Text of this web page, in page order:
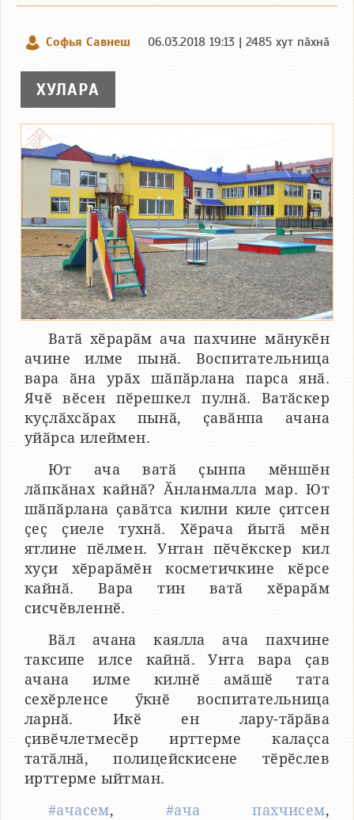
Софья Савнеш 06.03.2018 19:13 | 2485 хут пӑхнӑ
ХУЛАРА
Ватӑ хӗрарӑм ача пахчине мӑнукӗн
ачине илме пынӑ. Воспитательница
вара ӑна урӑх шӑпӑрлана парса янӑ.
Ячӗ вӗсен пӗрешкел пулнӑ. Ватӑскер
куҫлӑхсӑрах пынӑ, ҫавӑнпа ачана
уйӑрса илеймен.
Ют ача ватӑ ҫынпа мӗншӗн
лӑпкӑнах кайнӑ? Ӑнланмалла мар. Ют
шӑпӑрлана ҫавӑтса килни киле ҫитсен
ҫеҫ ҫиеле тухнӑ. Хӗрача йытӑ мӗн
ятлине пӗлмен. Унтан пӗчӗкскер кил
хуҫи хӗрарӑмӗн косметичкине кӗрсе
кайнӑ. Вара тин ватӑ хӗрарӑм
сисчӗвленнӗ.
Вӑл ачана каялла ача пахчине
таксипе илсе кайнӑ. Унта вара ҫав
ачана илме килнӗ амӑшӗ тата
сехӗрленсе ӳкнӗ воспитательница
ларнӑ. Икӗ ен лару-тӑрӑва
ҫивӗчлетмесӗр ирттерме калаҫса
татӑлнӑ, полицейскисене тӗрӗслев
ирттерме ыйтман.
#ачасем, #ача пахчисем,